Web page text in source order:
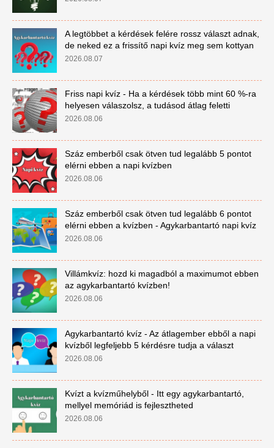
A legtöbbet a kérdések felére rossz választ adnak,
de neked ez a frissítő napi kvíz meg sem kottyan
2026.08.07
Friss napi kvíz - Ha a kérdések több mint 60 %-ra
helyesen válaszolsz, a tudásod átlag feletti
2026.08.06
Száz emberből csak ötven tud legalább 5 pontot
elérni ebben a napi kvízben
2026.08.06
Száz emberből csak ötven tud legalább 6 pontot
elérni ebben a kvízben - Agykarbantartó napi kvíz
2026.08.06
Villámkvíz: hozd ki magadból a maximumot ebben
az agykarbantartó kvízben!
2026.08.06
Agykarbantartó kvíz - Az átlagember ebből a napi
kvízből legfeljebb 5 kérdésre tudja a választ
2026.08.06
Kvízt a kvízműhelyből - Itt egy agykarbantartó,
mellyel memóriád is fejlesztheted
2026.08.06